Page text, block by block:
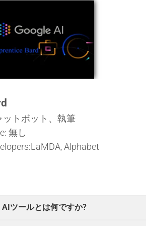
ットボット、執筆
無し
Alphabet
AIツールとは何ですか?